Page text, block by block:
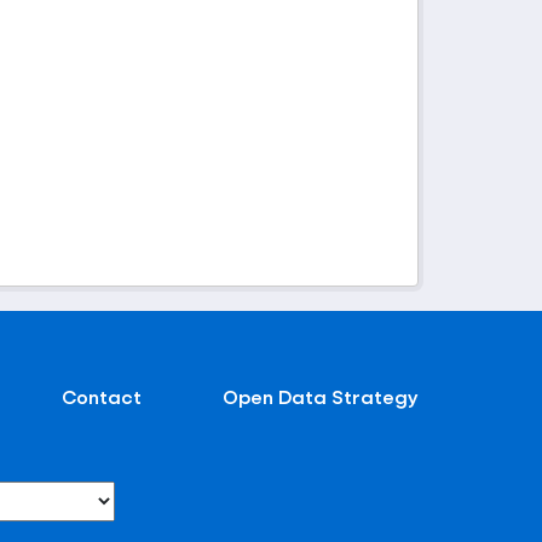
Contact Open Data Strategy